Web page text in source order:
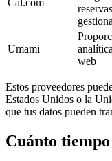
Cal.com
Umami
web
Estos proveedores
Estados Unidos o la
que tus datos pueden
Cuánto